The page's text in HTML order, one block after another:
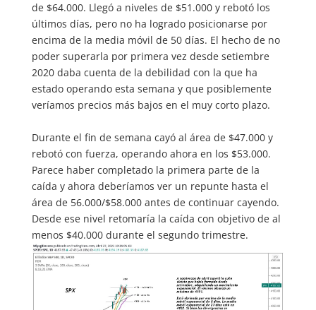
de $64.000. Llegó a niveles de $51.000 y rebotó los
últimos días, pero no ha logrado posicionarse por
encima de la media móvil de 50 días. El hecho de no
poder superarla por primera vez desde setiembre
2020 daba cuenta de la debilidad con la que ha
estado operando esta semana y que posiblemente
veríamos precios más bajos en el muy corto plazo.
Durante el fin de semana cayó al área de $47.000 y
rebotó con fuerza, operando ahora en los $53.000.
Parece haber completado la primera parte de la
caída y ahora deberíamos ver un repunte hasta el
área de 56.000/$58.000 antes de continuar cayendo.
Desde ese nivel retomaría la caída con objetivo de al
menos $40.000 durante el segundo trimestre.